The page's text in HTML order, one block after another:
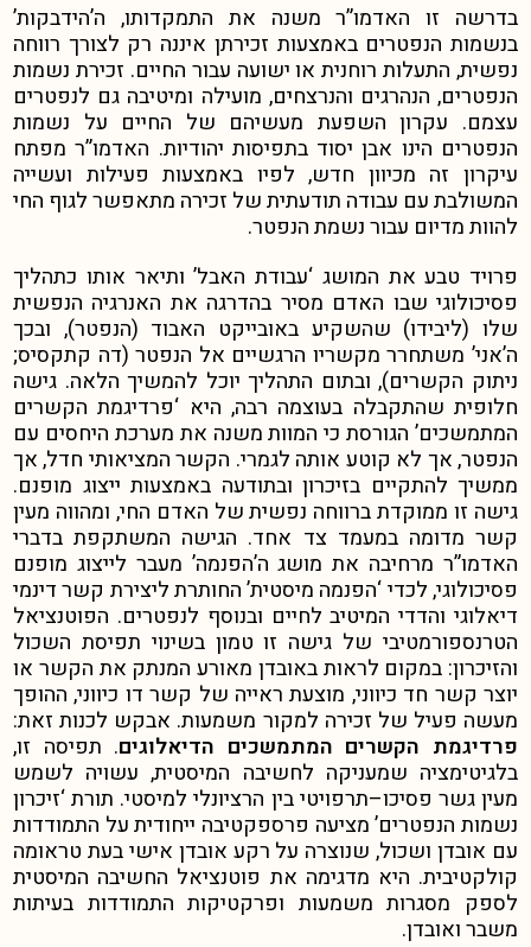
בדרשה זו האדמו”ר משנה את התמקדותו, ה’הידבקות’
בנשמות הנפטרים באמצעות זכירתן איננה רק לצורך רווחה
נפשית, התעלות רוחנית או ישועה עבור החיים. זכירת נשמות
הנפטרים, הנהרגים והנרצחים, מועילה ומיטיבה גם לנפטרים
עצמם. עקרון השפעת מעשיהם של החיים על נשמות
הנפטרים הינו אבן יסוד בתפיסות יהודיות. האדמו”ר מפתח
עיקרון זה מכיוון חדש, לפיו באמצעות פעילות ועשייה
המשולבת עם עבודה תודעתית של זכירה מתאפשר לגוף החי
להוות מדיום עבור נשמת הנפטר.
פרויד טבע את המושג ‘עבודת האבל’ ותיאר אותו כתהליך
פסיכולוגי שבו האדם מסיר בהדרגה את האנרגיה הנפשית
שלו (ליבידו) שהשקיע באובייקט האבוד (הנפטר), ובכך
ה’אני’ משתחרר מקשריו הרגשיים אל הנפטר (דה קתקסיס;
ניתוק הקשרים), ובתום התהליך יוכל להמשיך הלאה. גישה
חלופית שהתקבלה בעוצמה רבה, היא ‘פרדיגמת הקשרים
המתמשכים’ הגורסת כי המוות משנה את מערכת היחסים עם
הנפטר, אך לא קוטע אותה לגמרי. הקשר המציאותי חדל, אך
ממשיך להתקיים בזיכרון ובתודעה באמצעות ייצוג מופנם.
גישה זו ממוקדת ברווחה נפשית של האדם החי, ומהווה מעין
קשר מדומה במעמד צד אחד. הגישה המשתקפת בדברי
האדמו”ר מרחיבה את מושג ה’הפנמה’ מעבר לייצוג מופנם
פסיכולוגי, לכדי ‘הפנמה מיסטית’ החותרת ליצירת קשר דינמי
דיאלוגי והדדי המיטיב לחיים ובנוסף לנפטרים. הפוטנציאל
הטרנספורמטיבי של גישה זו טמון בשינוי תפיסת השכול
והזיכרון: במקום לראות באובדן מאורע המנתק את הקשר או
יוצר קשר חד כיווני, מוצעת ראייה של קשר דו כיווני, ההופך
מעשה פעיל של זכירה למקור משמעות. אבקש לכנות זאת:
פרדיגמת הקשרים המתמשכים הדיאלוגים. תפיסה זו,
בלגיטימציה שמעניקה לחשיבה המיסטית, עשויה לשמש
מעין גשר פסיכו–תרפויטי בין הרציונלי למיסטי. תורת ‘זיכרון
נשמות הנפטרים’ מציעה פרספקטיבה ייחודית על התמודדות
עם אובדן ושכול, שנוצרה על רקע אובדן אישי בעת טראומה
קולקטיבית. היא מדגימה את פוטנציאל החשיבה המיסטית
לספק מסגרות משמעות ופרקטיקות התמודדות בעיתות
משבר ואובדן.